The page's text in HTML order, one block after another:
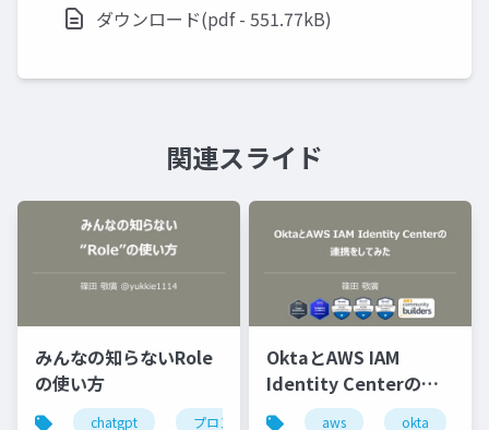
ダウンロード(pdf - 551.77kB)
関連スライド
みんなの知らないRole
の使い方
chatgpt プロンプト
OktaとAWS IAM
Identity Centerの連
携をしてみた
aws okta